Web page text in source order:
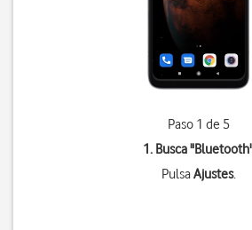
Paso 1 de 5
1. Busca "Bluetooth
PulsaAjustes.